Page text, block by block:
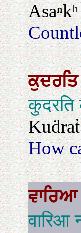
कुदरति
How
ਵਾਰਿਆ
वारिआ